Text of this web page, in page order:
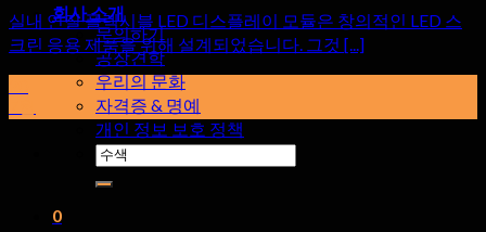
회사 소개
문의하기
공장견학
우리의 문화
자격증 & 명예
개인 정보 보호 정책
검
0
실내 연질 플렉시블 LED 디스플레이 모듈은 창의적인 LED 스
크린 응용 제품을 위해 설계되었습니다. 그것 [...]